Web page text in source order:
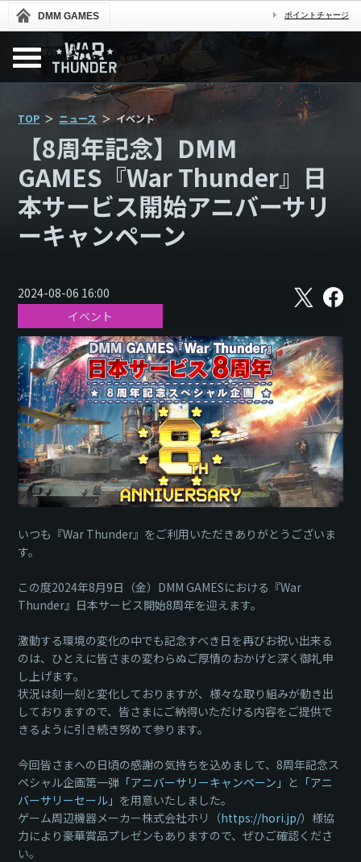
DMM GAMES ポイントチャージ
TOP ニュース イベント
【8周年記念】DMM
GAMES『War Thunder』日
本サービス開始アニバーサリ
ーキャンペーン
2024-08-06 16:00 X フ
ェ
ス
ブ
ッ
ク
イベント
いつも『War Thunder』をご利用いただきありがとうございま
す。
この度2024年8月9日（金）DMM GAMESにおける『War
Thunder』日本サービス開始8周年を迎えます。
激動する環境の変化の中でも記念すべき日を再びお祝い出来る
のは、ひとえに皆さまの変わらぬご厚情のおかげと深く御礼申
し上げます。
状況は刻一刻と変化しておりますが、様々な取り組みが動き出
しておりますので、皆さまにご納得いただける内容をご提供で
きるように引き続き努めて参ります。
今回皆さまへの日頃の感謝の気持ちを込めまして、8周年記念ス
ペシャル企画第一弾 「アニバーサリーキャンペーン」 と 「アニ
バーサリーセール」 を用意いたしました。
ゲーム周辺機器メーカー株式会社ホリ（https://hori.jp/）様協
力により豪華賞品プレゼンもありますので、ぜひご確認くださ
い。